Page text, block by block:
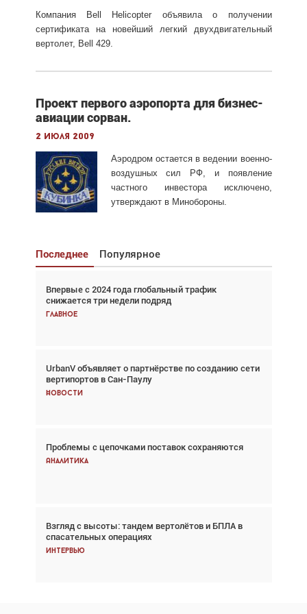
Компания Bell Helicopter объявила о получении
сертификата на новейший легкий двухдвигательный
вертолет, Bell 429.
Проект первого аэропорта для бизнес-
авиации сорван.
2 июля 2009
Аэродром остается в ведении военно-
воздушных сил РФ, и появление
частного инвестора исключено,
утверждают в Минобороны.
Последнее Популярное
Впервые с 2024 года глобальный трафик
снижается три недели подряд
Главное
UrbanV объявляет о партнёрстве по созданию сети
вертипортов в Сан-Паулу
Новости
Проблемы с цепочками поставок сохраняются
Аналитика
Взгляд с высоты: тандем вертолётов и БПЛА в
спасательных операциях
Интервью
Взгляд с высоты: тандем вертолётов и БПЛА в
спасательных операциях
Главное
Авиационный фотограф Дэйв Кох: «Фотография
говорит сама за себя... а ИИ всё портит»
Новости
Впервые с 2024 года глобальный трафик
снижается три недели подряд
Частный самолёт – это актив. Подходите к
покупке соответствующим образом
Интервью